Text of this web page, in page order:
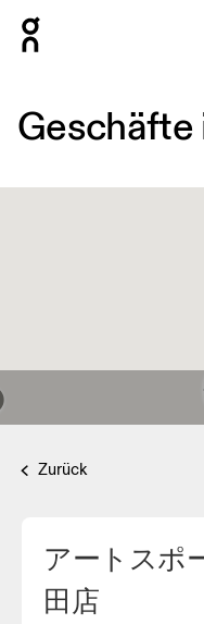
Geschäfte
Zurück
アートスポ
田店